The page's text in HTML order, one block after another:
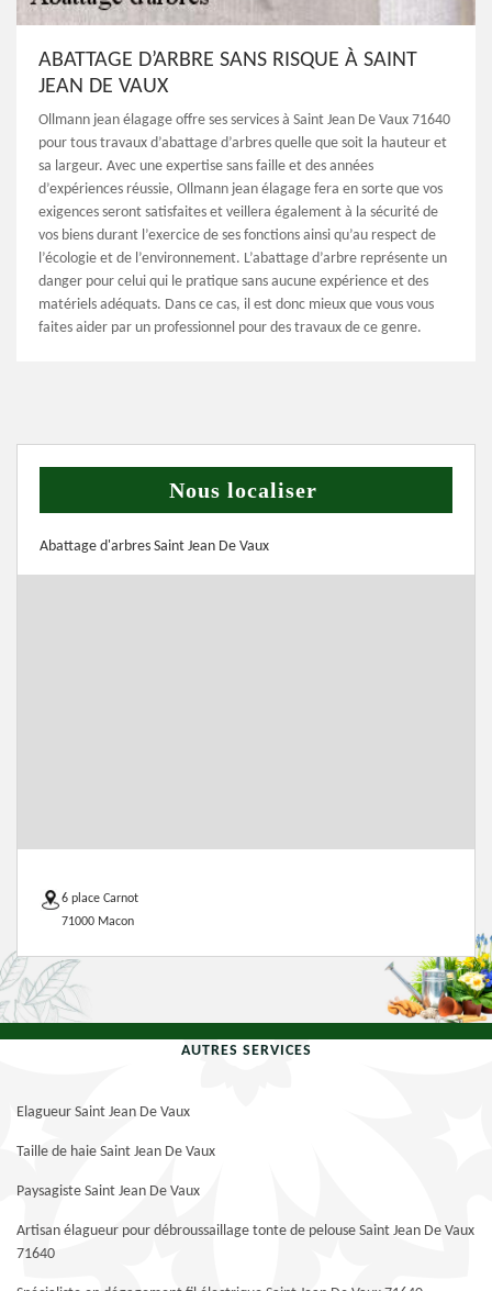
ABATTAGE D’ARBRE SANS RISQUE À SAINT
JEAN DE VAUX
Ollmann jean élagage offre ses services à Saint Jean De Vaux 71640
pour tous travaux d’abattage d’arbres quelle que soit la hauteur et
sa largeur. Avec une expertise sans faille et des années
d’expériences réussie, Ollmann jean élagage fera en sorte que vos
exigences seront satisfaites et veillera également à la sécurité de
vos biens durant l’exercice de ses fonctions ainsi qu’au respect de
l’écologie et de l’environnement. L’abattage d’arbre représente un
danger pour celui qui le pratique sans aucune expérience et des
matériels adéquats. Dans ce cas, il est donc mieux que vous vous
faites aider par un professionnel pour des travaux de ce genre.
Nous localiser
Abattage d'arbres Saint Jean De Vaux
6 place Carnot
71000 Macon
AUTRES SERVICES
Elagueur Saint Jean De Vaux
Taille de haie Saint Jean De Vaux
Paysagiste Saint Jean De Vaux
Artisan élagueur pour débroussaillage tonte de pelouse Saint Jean De Vaux
71640